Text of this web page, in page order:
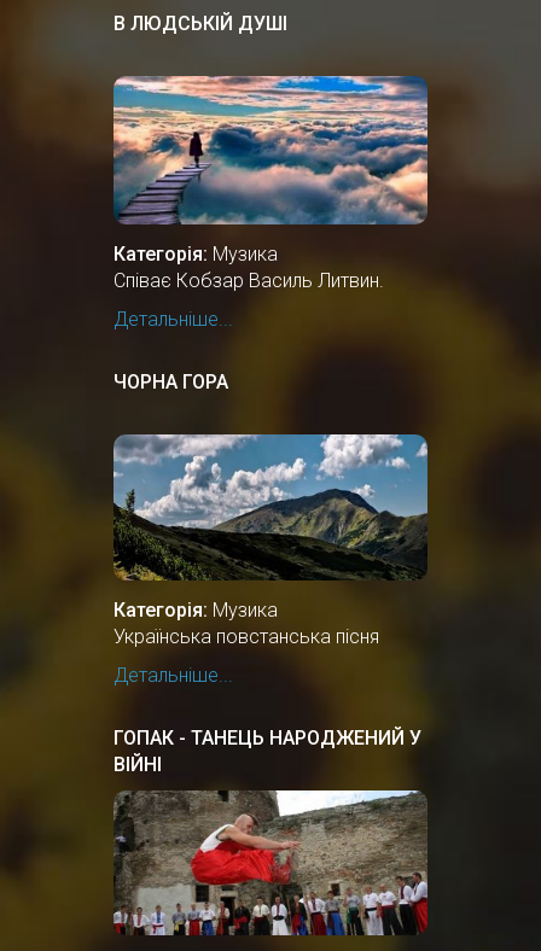
В ЛЮДСЬКІЙ ДУШІ
Категорія: Музика
Співає Кобзар Василь Литвин.
Детальніше...
ЧОРНА ГОРА
Категорія: Музика
Українська повстанська пісня
Детальніше...
ГОПАК - ТАНЕЦЬ НАРОДЖЕНИЙ У
ВІЙНІ